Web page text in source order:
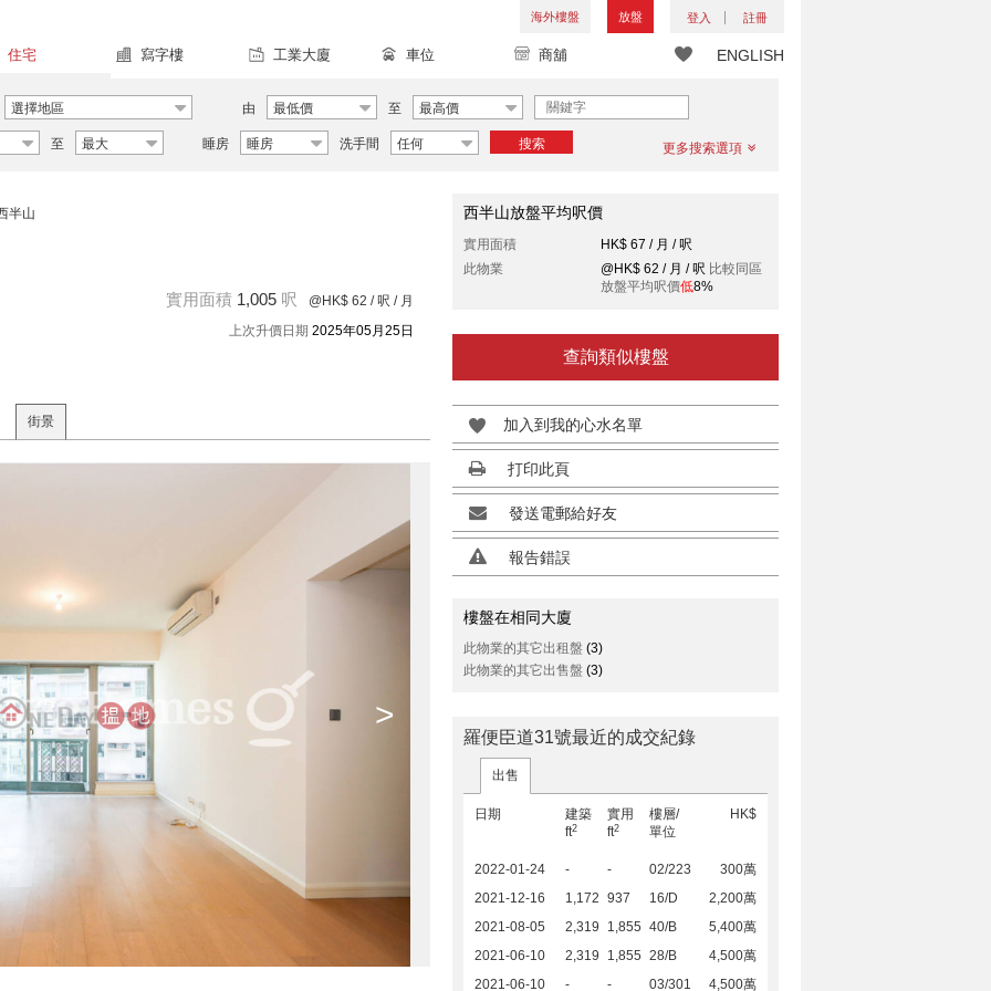
海外樓盤 放盤 登入 註冊
ENGLISH
住宅 寫字樓 工業大廈 車位 商舖
選擇地區 由 最低價 至 最高價
至 最大 睡房 睡房 洗手間 任何 搜索 更多搜索選項
半山
實用面積 1,005 呎 @HK$ 62 / 呎 / 月
上次升價日期 2025年05月25日
街景
>
西半山放盤平均呎價
實用面積
HK$ 67 / 月 / 呎
此物業
@HK$ 62 / 月 / 呎 比較同區
放盤平均呎價低8%
查詢類似樓盤
加入到我的心水名單
打印此頁
發送電郵給好友
報告錯誤
樓盤在相同大廈
此物業的其它出租盤 (3)
此物業的其它出售盤 (3)
羅便臣道31號最近的成交紀錄
出售
日期
建築
ft2
實用
ft2
樓層/
單位
HK$
2022-01-24 - - 02/223
300萬
2021-12-16
1,172 937 16/D
2,200萬
2021-08-05
2,319 1,855 40/B
5,400萬
2021-06-10
2,319 1,855 28/B
4,500萬
2021-06-10
- - 03/301 4,500萬